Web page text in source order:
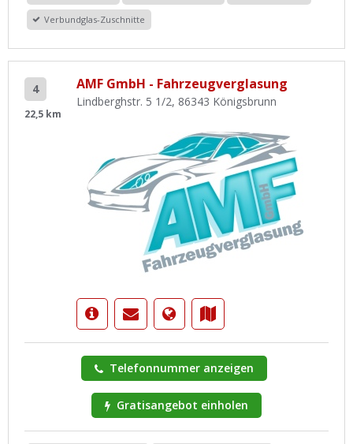
Verbundglas-Zuschnitte
4
22,5 km
AMF GmbH - Fahrzeugverglasung
Lindberghstr. 5 1/2, 86343 Königsbrunn
Telefonnummer anzeigen
Gratisangebot einholen